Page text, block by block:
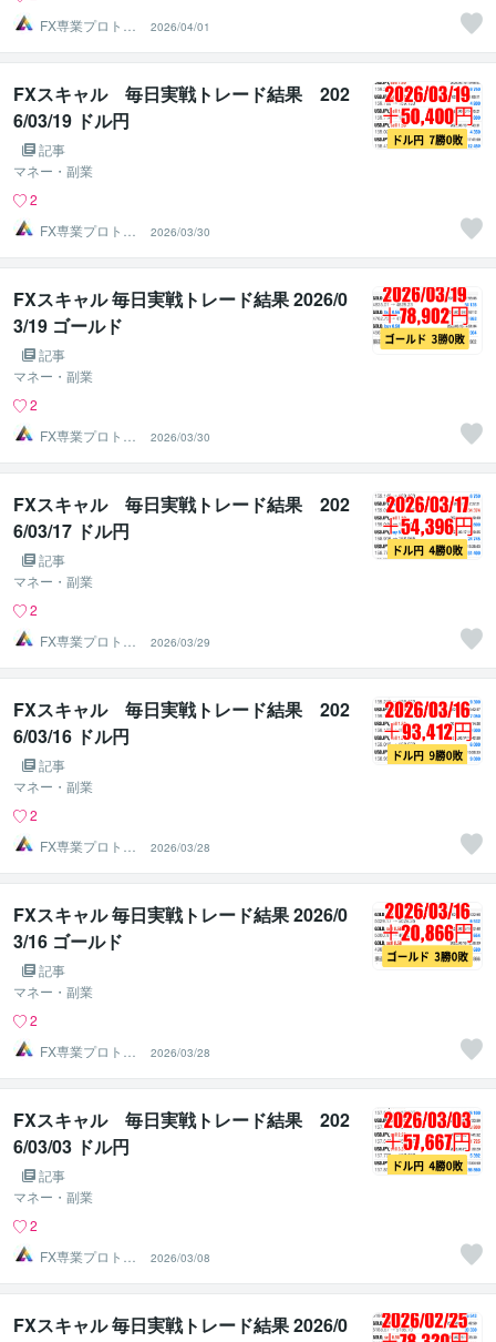
FX専業プロトレ
ーダーのAチーム
2026/04/01
FXスキャル 毎日実戦トレード結果 202
6/03/19 ドル円
記事
マネー・副業
2
FX専業プロトレ
ーダーのAチーム
2026/03/30
FXスキャル 毎日実戦トレード結果 2026/0
3/19 ゴールド
記事
マネー・副業
2
FX専業プロトレ
ーダーのAチーム
2026/03/30
FXスキャル 毎日実戦トレード結果 202
6/03/17 ドル円
記事
マネー・副業
2
FX専業プロトレ
ーダーのAチーム
2026/03/29
FXスキャル 毎日実戦トレード結果 202
6/03/16 ドル円
記事
マネー・副業
2
FX専業プロトレ
ーダーのAチーム
2026/03/28
FXスキャル 毎日実戦トレード結果 2026/0
3/16 ゴールド
記事
マネー・副業
2
FX専業プロトレ
ーダーのAチーム
2026/03/28
FXスキャル 毎日実戦トレード結果 202
6/03/03 ドル円
記事
マネー・副業
2
FX専業プロトレ
ーダーのAチーム
2026/03/08
FXスキャル 毎日実戦トレード結果 2026/0